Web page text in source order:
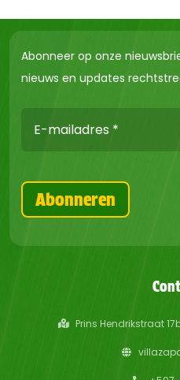
Abonneer op onze
nieuws en updates
Prins Hendrikstraat